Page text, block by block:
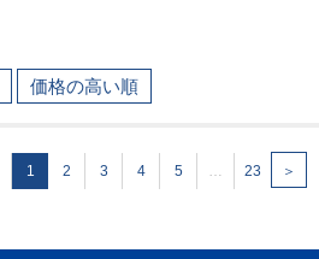
価格の高い順
1 2 3 4 5 … 23 ＞